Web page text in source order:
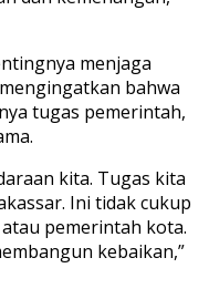
menjaga
bahwa
tugas pemerintah,
kita. Tugas kita
Ini tidak cukup
pemerintah kota.
kebaikan,”